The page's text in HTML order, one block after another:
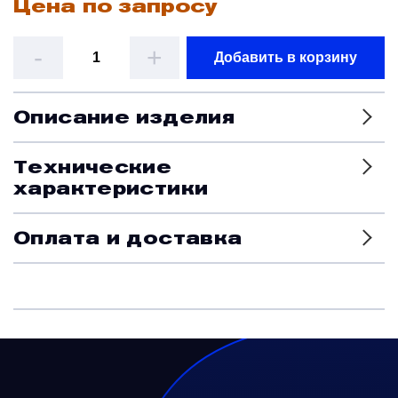
Цена по запросу
- + Добавить в корзину
Описание изделия
Технические
характеристики
Оплата и доставка
Краны и клапаны
Наземное вспомогательное оборудование